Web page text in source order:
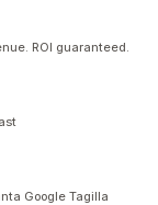
ROI guaranteed.
Google Tagilla